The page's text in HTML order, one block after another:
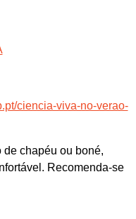
ciencia-viva-no-verao-
chapéu ou boné,
Recomenda-se